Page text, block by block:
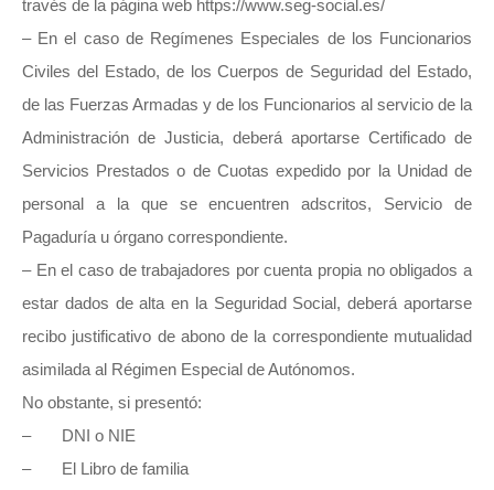
través de la página web https://www.seg-social.es/
– En el caso de Regímenes Especiales de los Funcionarios
Civiles del Estado, de los Cuerpos de Seguridad del Estado,
de las Fuerzas Armadas y de los Funcionarios al servicio de la
Administración de Justicia, deberá aportarse Certificado de
Servicios Prestados o de Cuotas expedido por la Unidad de
personal a la que se encuentren adscritos, Servicio de
Pagaduría u órgano correspondiente.
– En el caso de trabajadores por cuenta propia no obligados a
estar dados de alta en la Seguridad Social, deberá aportarse
recibo justificativo de abono de la correspondiente mutualidad
asimilada al Régimen Especial de Autónomos.
No obstante, si presentó:
– DNI o NIE
– El Libro de familia